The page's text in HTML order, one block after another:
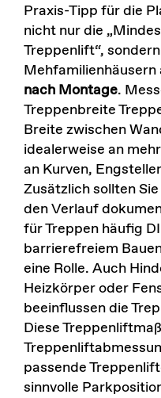
Praxis-Tipp für die
nicht nur die
Treppenlift“,
Mehfamilienhäusern
nach Montage.
Treppenbreite
Breite zwischen
idealerweise an
an Kurven,
Zusätzlich sollten
den Verlauf
für Treppen häufig
barrierefreiem
eine Rolle. Auch
Heizkörper oder
beeinflussen die
Diese
passende
sinnvolle